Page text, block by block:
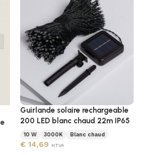
Guirlande solaire rechargeable
200 LED blanc chaud 22m IP65
10 W 3000K Blanc chaud
€14,69 HTVA